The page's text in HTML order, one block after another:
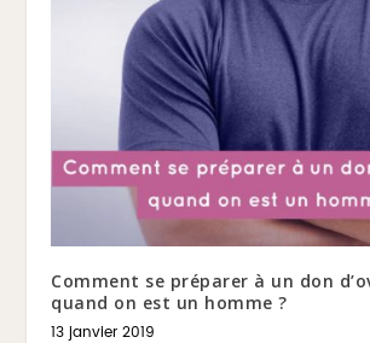
Comment se préparer à un don
quand on est un homme ?
13 janvier 2019